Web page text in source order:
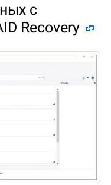
с
Recovery